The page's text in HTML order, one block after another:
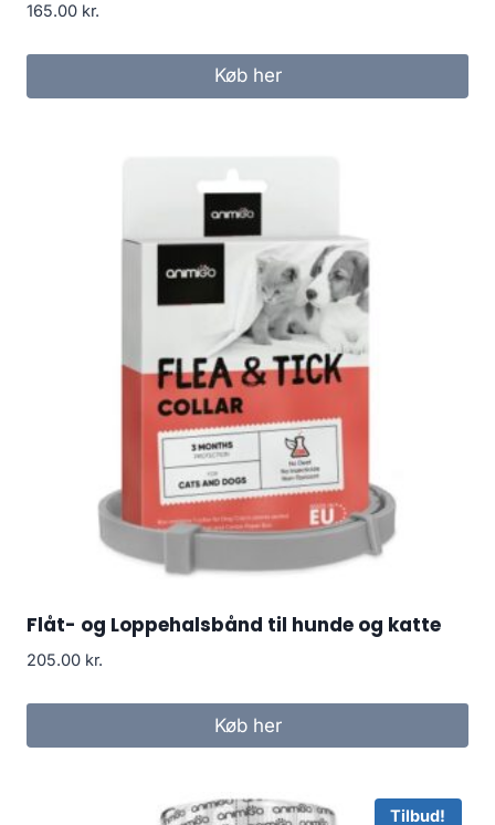
165.00 kr.
Køb her
Flåt- og Loppehalsbånd til hunde og katte
205.00 kr.
Køb her
Tilbud!